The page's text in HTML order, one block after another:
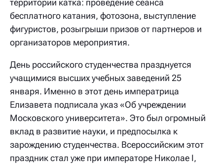
территории катка: проведение сеанса
бесплатного катания, фотозона, выступление
фигуристов, розыгрыши призов от партнеров и
организаторов мероприятия.
День российского студенчества празднуется
учащимися высших учебных заведений 25
января. Именно в этот день императрица
Елизавета подписала указ «Об учреждении
Московского университета». Это был огромный
вклад в развитие науки, и предпосылка к
зарождению студенчества. Всероссийским этот
праздник стал уже при императоре Николае I,